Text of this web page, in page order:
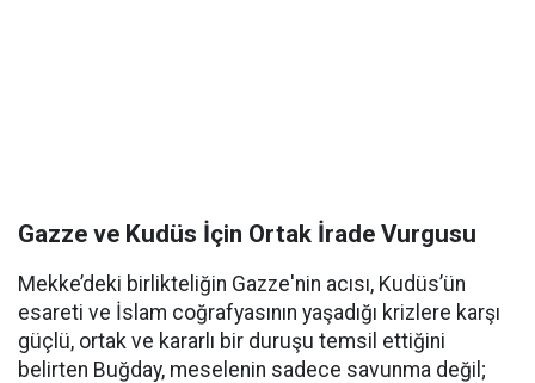
Gazze ve Kudüs İçin Ortak İrade Vurgusu
Mekke’deki birlikteliğin Gazze'nin acısı, Kudüs’ün
esareti ve İslam coğrafyasının yaşadığı krizlere karşı
güçlü, ortak ve kararlı bir duruşu temsil ettiğini
belirten Buğday, meselenin sadece savunma değil;